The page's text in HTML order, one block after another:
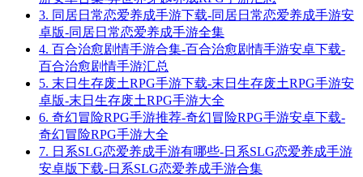
3. 同居日常恋爱养成手游下载-同居日常恋爱养成手游安
卓版-同居日常恋爱养成手游全集
4. 百合治愈剧情手游合集-百合治愈剧情手游安卓下载-
百合治愈剧情手游汇总
5. 末日生存废土RPG手游下载-末日生存废土RPG手游安
卓版-末日生存废土RPG手游大全
6. 奇幻冒险RPG手游推荐-奇幻冒险RPG手游安卓下载-
奇幻冒险RPG手游大全
7. 日系SLG恋爱养成手游有哪些-日系SLG恋爱养成手游
安卓版下载-日系SLG恋爱养成手游合集